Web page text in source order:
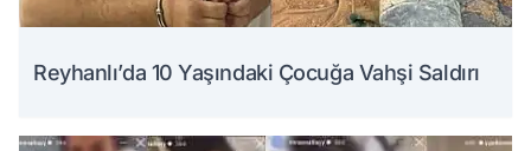
Reyhanlı’da 10 Yaşındaki Çocuğa Vahşi Saldırı